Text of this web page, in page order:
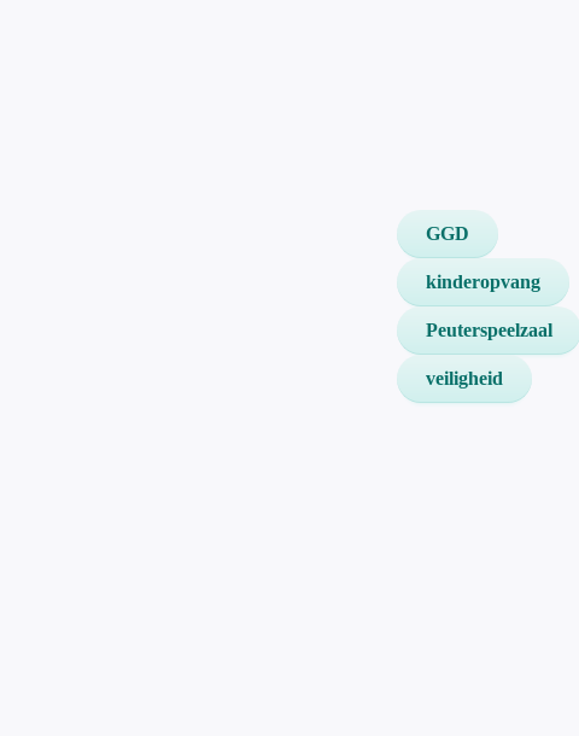
GGD
kinderopvang
Peuterspeelzaal
veiligheid